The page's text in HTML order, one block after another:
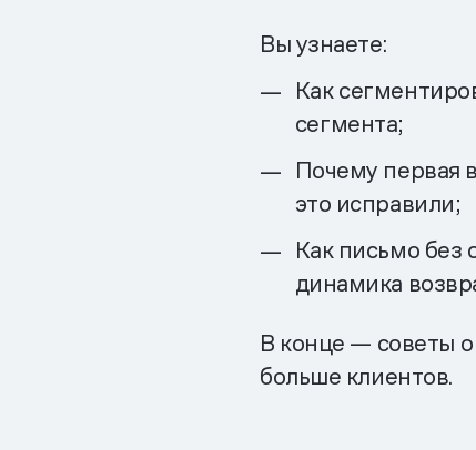
Вы узнаете:
Как
сегмента;
Почему первая
это исправили;
Как письмо без
динамика
В конце — советы
больше клиентов.